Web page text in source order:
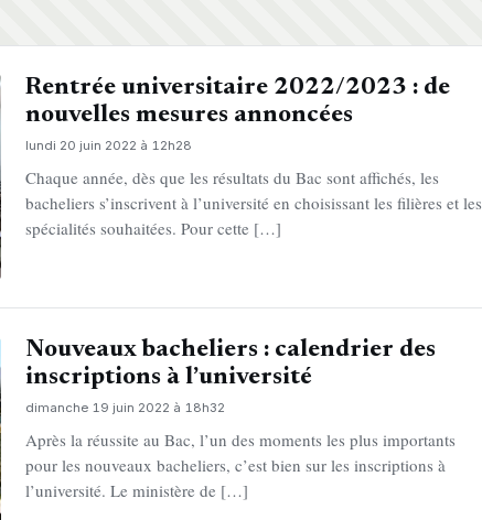
Rentrée universitaire 2022/2023 : de
nouvelles mesures annoncées
lundi 20 juin 2022 à 12h28
Chaque année, dès que les résultats du Bac sont affichés, les
bacheliers s’inscrivent à l’université en choisissant les filières et les
spécialités souhaitées. Pour cette […]
Nouveaux bacheliers : calendrier des
inscriptions à l’université
dimanche 19 juin 2022 à 18h32
Après la réussite au Bac, l’un des moments les plus importants
pour les nouveaux bacheliers, c’est bien sur les inscriptions à
l’université. Le ministère de […]